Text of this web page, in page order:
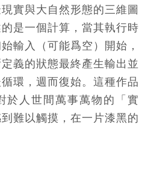
實與大自然形態的三維圖
是一個計算，當其執行時
輸入（可能爲空）開始，
義的狀態最終產生輸出並
環，週而復始。這種作品
於人世間萬事萬物的「實
難以觸摸，在一片漆黑的